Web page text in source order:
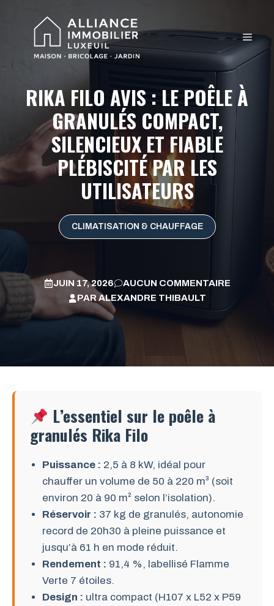
RIKA FILO AVIS : LE POÊLE À
GRANULÉS COMPACT,
SILENCIEUX ET FIABLE
PLÉBISCITÉ PAR LES
UTILISATEURS
CLIMATISATION & CHAUFFAGE
JUIN 17, 2026
AUCUN COMMENTAIRE
PARALEXANDRE THIBAULT
L’essentiel sur le poêle à
granulés Rika Filo
Puissance : 2,5 à 8 kW, idéal pour
chauffer un volume de 50 à 220 m³ (soit
environ 20 à 90 m² selon l’isolation).
Réservoir : 37 kg de granulés, autonomie
record de 20h30 à pleine puissance et
jusqu’à 61 h en mode réduit.
Rendement : 91,4 %, labellisé Flamme
Verte 7 étoiles.
Design : ultra compact (H107 x L52 x P59